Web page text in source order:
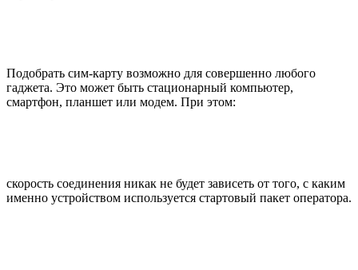
Подобрать сим-карту возможно для совершенно любого
гаджета. Это может быть стационарный компьютер,
смартфон, планшет или модем. При этом:
скорость соединения никак не будет зависеть от того, с каким
именно устройством используется стартовый пакет оператора.